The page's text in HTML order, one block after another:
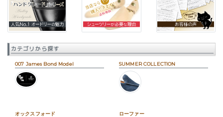
カテゴリから探す
007 James Bond Model SUMMER COLLECTION
オックスフォード ローファー